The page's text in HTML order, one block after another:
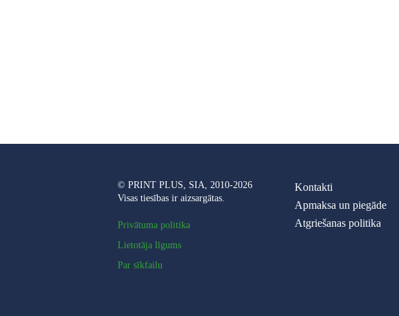
© PRINT PLUS, SIA, 2010-2026
Visas tiesības ir aizsargātas.
Privātuma politika
Lietotāja līgums
Par sīkfailu
Kontakti
Apmaksa un piegāde
Atgriešanas politika